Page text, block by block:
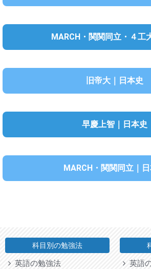
MARCH・関関同立・４工
旧帝大｜日本史
早慶上智｜日本史
MARCH・関関同立｜
科目別の勉強法
英語の勉強法
英語